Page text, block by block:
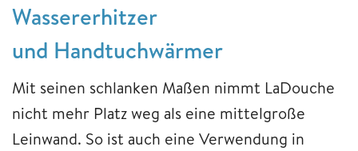
Wassererhitzer
und Handtuchwärmer
Mit seinen schlanken Maßen nimmt LaDouche
nicht mehr Platz weg als eine mittelgroße
Leinwand. So ist auch eine Verwendung in